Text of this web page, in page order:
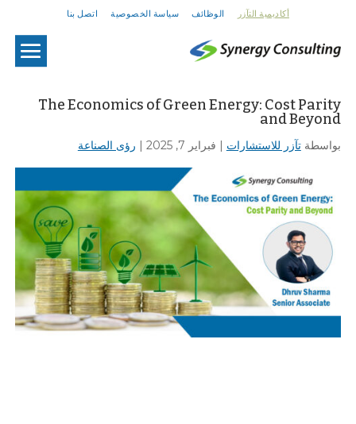
أكاديمية التآزر الوظائف سياسة الخصوصية اتصل بنا
U
The Economics of Green Energy: Cost Parity
and Beyond
بواسطةتآزر للاستشارات | فبراير 7, 2025 | رؤى الصناعة